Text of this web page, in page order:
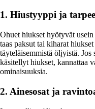
1. Hiustyyppi ja
Ohuet hiukset hyötyvät
taas paksut tai kiharat
täyteläisemmistä öljyistä.
käsitellyt hiukset, kannattaa
ominaisuuksia.
2. Ainesosat ja